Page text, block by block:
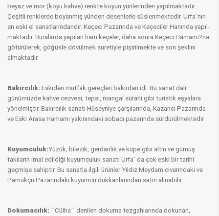
beyaz ve mor (koyu kahve) renkte koyun yünlerinden yapılmaktadır.
Çeşitli renklerde boyanmış yünden desenlerle süslenmektedir. Ur­fa`nın
en eski el sanatlarındandır. Keçeci Pazarında ve Keçeciler Hanında yapıl­
maktadır. Buralarda yapılan ham keçeler, daha sonra Keçeci Hamamı?na
götürülerek, göğüsle dövülmek sure­tiyle pişirilmekte ve son şeklini
almaktadır.
Bakırcılık: Eskiden mutfak gereçleri bakırdan idi. Bu sanat dalı
günümüzde kahve cezvesi, tepsi, mangal sürahi gibi turistik eşyalara
yönelmiştir. Bakırcılık sanatı Hüseyniye çarşılarında, Kazancı Pazarında
ve Eski Arasa Hamamı yakınındaki sobacı pazarında sürdürülmektedir
Kuyumculuk:Yüzük, bilezik, gerdanlık ve küpe gibi altın ve gümüş
takıların imal edildiği kuyumculuk sanatı Urfa` da çok eski bir tarihi
geçmişe sahiptir. Bu sanatla ilgili ürünler Yıldız Meydam civarındaki ve
Pamukçu Pazarındaki kuyumcu dükkanların­dan satın alınabilir.
Dokumacılık: ``Cülha`` denilen dokuma tezgahlarında dokunan,